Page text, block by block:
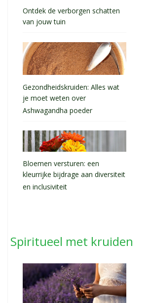
Ontdek de verborgen schatten
van jouw tuin
Gezondheidskruiden: Alles wat
je moet weten over
Ashwagandha poeder
Bloemen versturen: een
kleurrijke bijdrage aan diversiteit
en inclusiviteit
Spiritueel met kruiden